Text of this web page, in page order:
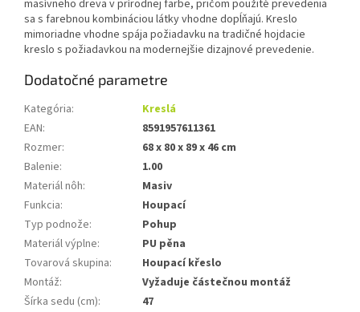
masívneho dreva v prírodnej farbe, pričom použité prevedenia
sa s farebnou kombináciou látky vhodne dopĺňajú. Kreslo
mimoriadne vhodne spája požiadavku na tradičné hojdacie
kreslo s požiadavkou na modernejšie dizajnové prevedenie.
Dodatočné parametre
Kategória:
Kreslá
EAN:
8591957611361
Rozmer:
68 x 80 x 89 x 46 cm
Balenie:
1.00
Materiál nôh:
Masiv
Funkcia:
Houpací
Typ podnože:
Pohup
Materiál výplne:
PU pěna
Tovarová skupina:
Houpací křeslo
Montáž:
Vyžaduje částečnou montáž
Šírka sedu (cm):
47